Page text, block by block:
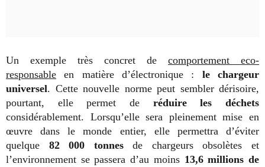
Un exemple très concret de comportement eco-
responsable en matière d’électronique : le chargeur
universel. Cette nouvelle norme peut sembler dérisoire,
pourtant, elle permet de réduire les déchets
considérablement. Lorsqu’elle sera pleinement mise en
œuvre dans le monde entier, elle permettra d’éviter
quelque 82 000 tonnesde chargeurs obsolètes et
l’environnement se passera d’au moins 13,6 millions de